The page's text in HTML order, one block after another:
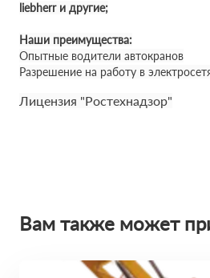
liebherr и другие;
Наши преимущества:
Опытные водители автокранов
Разрешение на работу в
Лицензия "Ростехнадзор"
Вам также может